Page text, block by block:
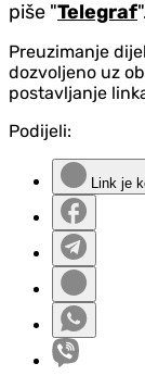
piše "Telegraf
Preuzimanje
dozvoljeno uz
postavljanje
Podijeli:
Link je